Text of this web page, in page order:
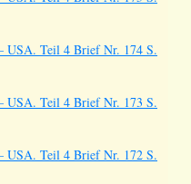
Teil 4 Brief Nr. 174 S.
Teil 4 Brief Nr. 173 S.
Teil 4 Brief Nr. 172 S.